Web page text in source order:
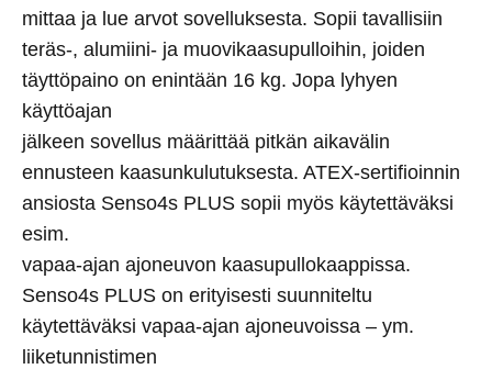
mittaa ja lue arvot sovelluksesta. Sopii tavallisiin
teräs-, alumiini- ja muovikaasupulloihin, joiden
täyttöpaino on enintään 16 kg. Jopa lyhyen
käyttöajan
jälkeen sovellus määrittää pitkän aikavälin
ennusteen kaasunkulutuksesta. ATEX-sertifioinnin
ansiosta Senso4s PLUS sopii myös käytettäväksi
esim.
vapaa-ajan ajoneuvon kaasupullokaappissa.
Senso4s PLUS on erityisesti suunniteltu
käytettäväksi vapaa-ajan ajoneuvoissa – ym.
liiketunnistimen